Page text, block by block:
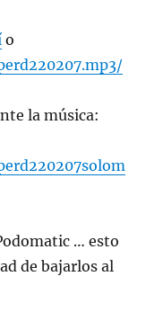
o
la música:
… esto
de bajarlos al